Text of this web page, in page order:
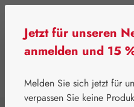
Jetzt für unseren
anmelden und 15
Melden Sie sich jetzt für
verpassen Sie keine